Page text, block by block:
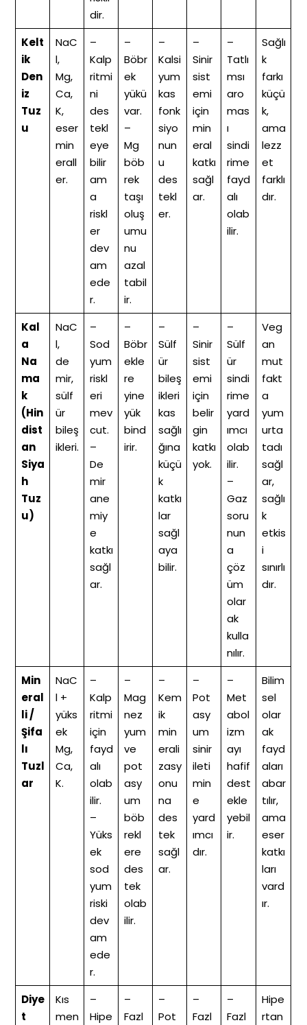
dir.
Kelt
ik
Den
iz
Tuz
u
NaC
l,
Mg,
Ca,
K,
eser
min
erall
er.
–
Kalp
ritmi
ni
des
tekl
eye
bilir
am
a
riskl
er
dev
am
ede
r.
–
Böbr
ek
yükü
var.
–
Mg
böb
rek
taşı
oluş
umu
nu
azal
tabil
ir.
–
Kalsi
yum
kas
fonk
siyo
nun
u
des
tekl
er.
–
Sinir
sist
emi
için
min
eral
katkı
sağl
ar.
–
Tatlı
msı
aro
mas
ı
sindi
rime
fayd
alı
olab
ilir.
Sağlı
k
farkı
küçü
k,
ama
lezz
et
farklı
dır.
Kal
a
Na
ma
k
(Hin
dist
an
Siya
h
Tuz
u)
NaC
l,
de
mir,
sülf
ür
bileş
ikleri.
–
Sod
yum
riskl
eri
mev
cut.
–
De
mir
ane
miy
e
katkı
sağl
ar.
–
Böbr
ekle
re
yine
yük
bind
irir.
–
Sülf
ür
bileş
ikleri
kas
sağlı
ğına
küçü
k
katkı
lar
sağl
aya
bilir.
–
Sinir
sist
emi
için
belir
gin
katkı
yok.
–
Sülf
ür
sindi
rime
yard
ımcı
olab
ilir.
–
Gaz
soru
nun
a
çöz
üm
olar
ak
kulla
nılır.
Veg
an
mut
fakt
a
yum
urta
tadı
sağl
ar,
sağlı
k
etkis
i
sınırlı
dır.
Min
eral
li /
Şifa
lı
Tuzl
ar
NaC
l +
yüks
ek
Mg,
Ca,
K.
–
Kalp
ritmi
için
fayd
alı
olab
ilir.
–
Yüks
ek
sod
yum
riski
dev
am
ede
r.
–
Mag
nez
yum
ve
pot
asy
um
böb
rekl
ere
des
tek
olab
ilir.
–
Kem
ik
min
erali
zasy
onu
na
des
tek
sağl
ar.
–
Pot
asy
um
sinir
ileti
min
e
yard
ımcı
dır.
–
Met
abol
izm
ayı
hafif
dest
ekle
yebil
ir.
Bilim
sel
olar
ak
fayd
aları
abar
tılır,
ama
eser
katkı
ları
vard
ır.
Diye
t
Kıs
men
–
Hipe
–
Fazl
–
Pot
–
Fazl
–
Fazl
Hipe
rtan